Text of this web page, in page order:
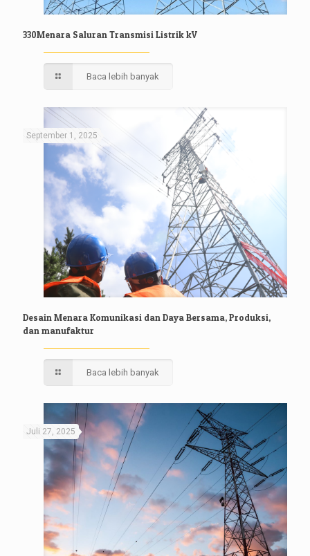
330Menara Saluran Transmisi Listrik kV
Baca lebih banyak
September 1, 2025
Desain Menara Komunikasi dan Daya Bersama, Produksi,
dan manufaktur
Baca lebih banyak
Juli 27, 2025